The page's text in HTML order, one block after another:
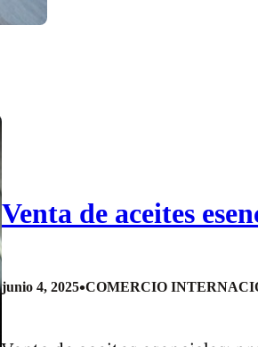
Venta de aceites
junio 4, 2025•COMERCIO